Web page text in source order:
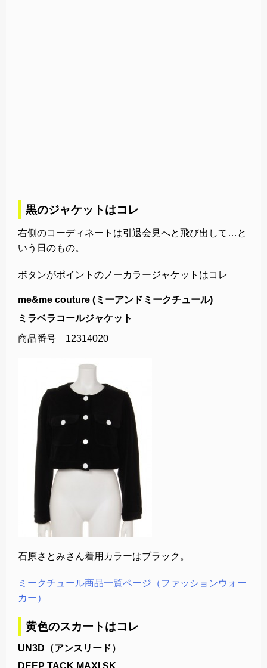
黒のジャケットはコレ
右側のコーディネートは引退会見へと飛び出して…と
いう日のもの。
ボタンがポイントのノーカラージャケットはコレ
me&me couture (ミーアンドミークチュール)
ミラベラコールジャケット
商品番号 12314020
石原さとみさん着用カラーはブラック。
ミークチュール商品一覧ページ（ファッションウォー
カー）
黄色のスカートはコレ
UN3D（アンスリード）
DEEP TACK MAXI SK